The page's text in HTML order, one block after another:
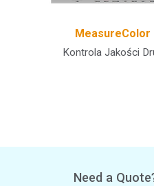
MeasureColor
Kontrola Jakości
Need a